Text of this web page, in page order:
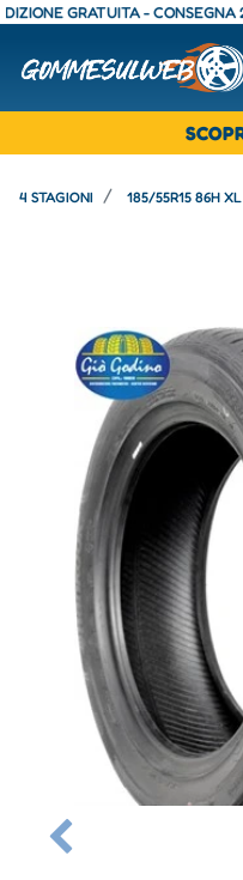
GRATUITA - CONSEGNA 24/
4 STAGIONI 185/55R15 86H